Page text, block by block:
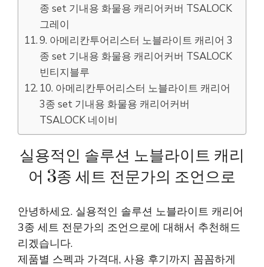
종 set 기내용 화물용 캐리어커버 TSALOCK
그레이
9. 아메리칸투어리스터 노블라이트 캐리어 3
종 set 기내용 화물용 캐리어커버 TSALOCK
빈티지블루
10. 아메리칸투어리스터 노블라이트 캐리어
3종 set 기내용 화물용 캐리어커버
TSALOCK 네이비
실용적인 솔루션 노블라이트 캐리
어 3종 세트 전문가의 조언으로
안녕하세요. 실용적인 솔루션 노블라이트 캐리어
3종 세트 전문가의 조언으로에 대해서 추천해드
리겠습니다.
제품별 스펙과 가격대, 사용 후기까지 꼼꼼하게